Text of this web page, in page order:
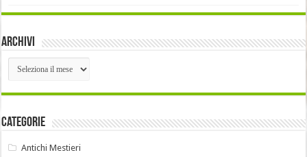
Archivi
Archivi
Categorie
Antichi Mestieri